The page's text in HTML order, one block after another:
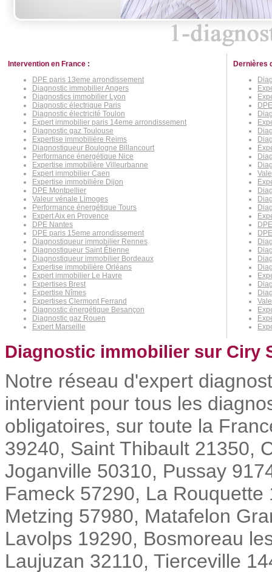
Intervention en France :
DPE paris 13eme arrondissement
Diagnostic immobilier Angers
Diagnostics immobilier Lyon
Diagnostic électrique Paris
Diagnostic électricité Toulon
Expert immobilier paris 14eme arrondissement
Diagnostic gaz Toulouse
Expertise immobilière Reims
Diagnostiqueur Boulogne Billancourt
Performance énergétique Nice
Expertise immobilière Villeurbanne
Expert immobilier Caen
Expertise immobilière Dijon
DPE Montpellier
Valeur vénale Limoges
Performance énergétique Tours
Expert Aix en Provence
DPE Nantes
DPE paris 15eme arrondissement
Diagnostiqueur immobilier Rennes
Diagnostiqueur Saint Étienne
Diagnostiqueur immobilier Bordeaux
Expertise immobilière Orléans
Expert immobilier Le Havre
Expertises Brest
Expertise Nîmes
Expertises Clermont Ferrand
Diagnostic énergétique Besançon
Diagnostic gaz Rouen
Expert Marseille
Dernières
Diagnostic immobilier sur Ciry
Notre réseau d'expert
intervient pour tous les
obligatoires, sur toute la
39240, Saint Thibault 21350,
Joganville 50310, Pussay
Fameck 57290, La
Metzing 57980, Matafelon
Lavolps 19290, Bosmoreau
Laujuzan 32110, Tierceville